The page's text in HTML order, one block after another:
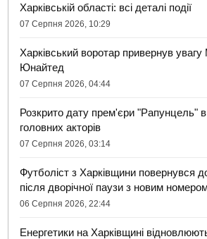
Харківській області: всі деталі події
07 Серпня 2026, 10:29
Харківський воротар привернув
Юнайтед
07 Серпня 2026, 04:44
Розкрито дату прем'єри "Рапунцель" в
головних акторів
07 Серпня 2026, 03:14
Футболіст з Харківщини повернувся
після дворічної паузи з новим
06 Серпня 2026, 22:44
Енергетики на Харківщині